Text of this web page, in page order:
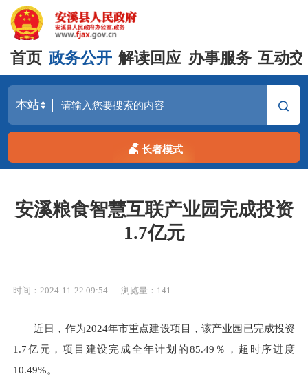
首页 政务公开 解读回应 办事服务 互动
长者模式
安溪粮食智慧互联产业园完成投资
1.7亿元
时间：2024-11-22 09:54 浏览量： 141
近日，作为2024年市重点建设项目，该产业园已完成投资
1.7亿元，项目建设完成全年计划的85.49％，超时序进度
10.49%。